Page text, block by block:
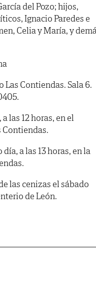
del Pozo; hijos,
Ignacio Paredes e
Celia y María, y
Las Contiendas. Sala 6.
las 12 horas, en el
a las 13 horas, en la
las cenizas el sábado
de León.